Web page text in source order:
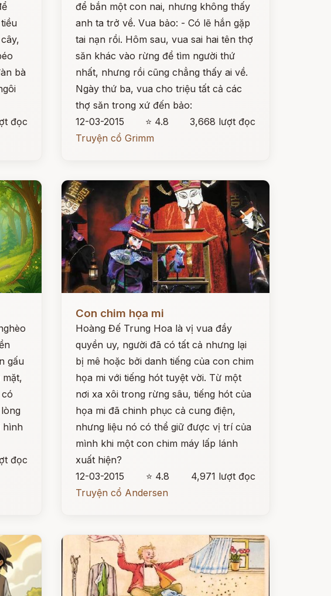
bà
đọc
để bắn một con nai, nhưng không thấy
anh ta trở về. Vua bảo: - Có lẽ hắn gặp
tai nạn rồi. Hôm sau, vua sai hai tên thợ
săn khác vào rừng để tìm người thứ
nhất, nhưng rồi cũng chẳng thấy ai về.
Ngày thứ ba, vua cho triệu tất cả các
thợ săn trong xứ đến bảo:
12-03-2015
⭐ 4.8
3,668 lượt đọc
Truyện cổ Grimm
gấu
hình
đọc
Con chim họa mi
Hoàng Đế Trung Hoa là vị vua đầy
quyền uy, người đã có tất cả nhưng lại
bị mê hoặc bởi danh tiếng của con chim
họa mi với tiếng hót tuyệt vời. Từ một
nơi xa xôi trong rừng sâu, tiếng hót của
họa mi đã chinh phục cả cung điện,
nhưng liệu nó có thể giữ được vị trí của
mình khi một con chim máy lấp lánh
xuất hiện?
12-03-2015
⭐ 4.8
4,971 lượt đọc
Truyện cổ Andersen